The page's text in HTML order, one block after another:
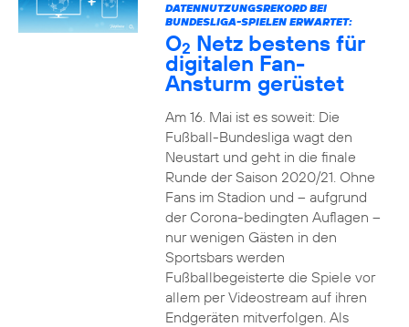
DATENNUTZUNGSREKORD BEI
BUNDESLIGA-SPIELEN ERWARTET:
O2 Netz bestens für
digitalen Fan-
Ansturm gerüstet
Am 16. Mai ist es soweit: Die
Fußball-Bundesliga wagt den
Neustart und geht in die finale
Runde der Saison 2020/21. Ohne
Fans im Stadion und – aufgrund
der Corona-bedingten Auflagen –
nur wenigen Gästen in den
Sportsbars werden
Fußballbegeisterte die Spiele vor
allem per Videostream auf ihren
Endgeräten mitverfolgen. Als